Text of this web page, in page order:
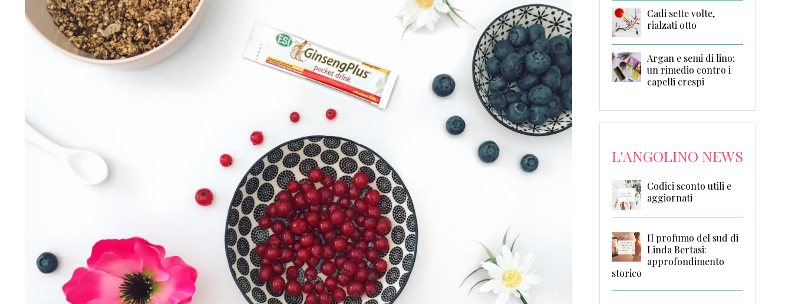
Cadi sette volte,
rialzati otto
Argan e semi di lino:
un rimedio contro i
capelli crespi
L'ANGOLINO NEWS
Codici sconto utili e
aggiornati
Il profumo del sud di
Linda Bertasi:
approfondimento
storico